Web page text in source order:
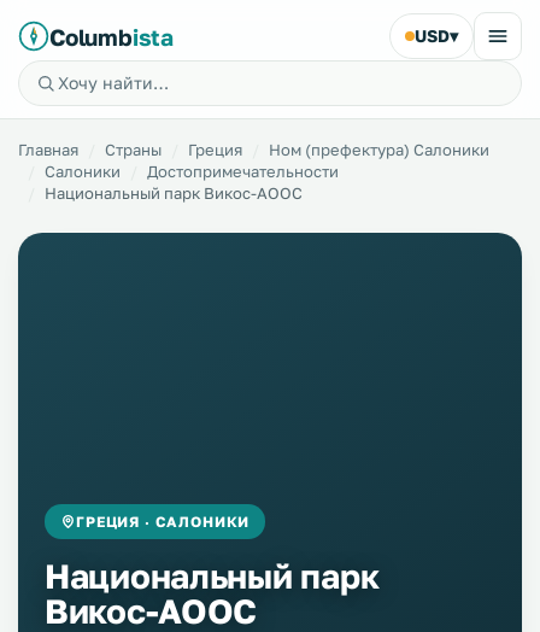
Columbista USD▾
Главная Страны Греция
Ном (префектура) Салоники
Салоники
Достопримечательности
Национальный парк Викос-АООС
ГРЕЦИЯ · САЛОНИКИ
Национальный парк
Викос-АООС